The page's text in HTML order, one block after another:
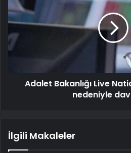
Adalet Bakanlığı Live
nedeniyle
İlgili Makaleler